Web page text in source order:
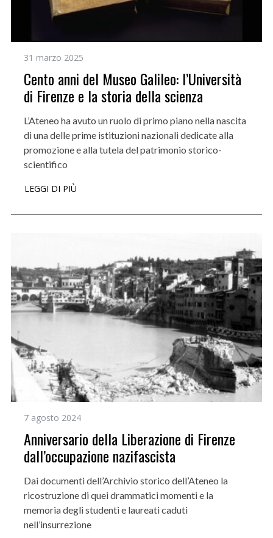
31 marzo 2025
Cento anni del Museo Galileo: l’Università
di Firenze e la storia della scienza
L’Ateneo ha avuto un ruolo di primo piano nella nascita
di una delle prime istituzioni nazionali dedicate alla
promozione e alla tutela del patrimonio storico-
scientifico
LEGGI DI PIÙ
7 agosto 2024
Anniversario della Liberazione di Firenze
dall’occupazione nazifascista
Dai documenti dell’Archivio storico dell’Ateneo la
ricostruzione di quei drammatici momenti e la
memoria degli studenti e laureati caduti
nell’insurrezione